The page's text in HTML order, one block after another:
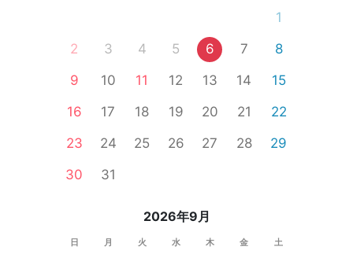
1
2
3 4 5 6 7
8
9
10 11 12 13 14
15
16
17 18 19 20 21
22
23
24 25 26 27 28
29
30
31
2026年9月
日 月 火 水 木 金 土